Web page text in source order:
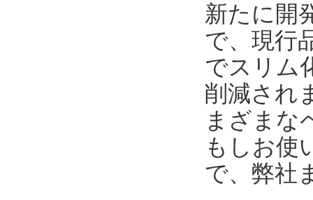
新たに開
で、現行
でスリム
削減され
まざまな
もしお使
で、弊社